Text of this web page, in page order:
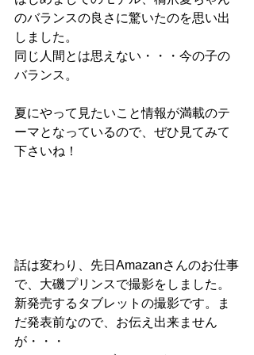
のバランスの良さに驚いたのを思い出
しました。
同じ人間とは思えない・・・今の子の
バランス。
夏にやって見たいこと情報が満載のテ
ーマとなっているので、ぜひ見てみて
下さいね！
話は変わり、先日Amazanさんのお仕事
で、大磯プリンスで撮影をしました。
新発売するタブレットの撮影です。ま
だ発表前なので、お伝え出来ません
が・・・